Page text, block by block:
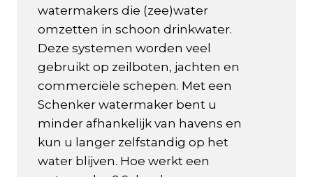
watermakers die (zee)water
omzetten in schoon drinkwater.
Deze systemen worden veel
gebruikt op zeilboten, jachten en
commerciële schepen. Met een
Schenker watermaker bent u
minder afhankelijk van havens en
kun u langer zelfstandig op het
water blijven. Hoe werkt een